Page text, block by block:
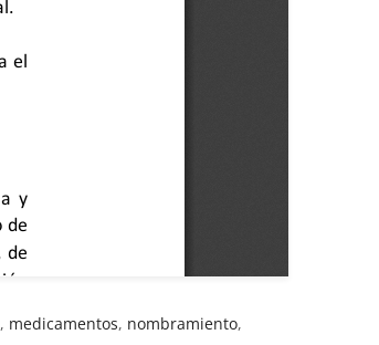
, medicamentos, nombramiento,